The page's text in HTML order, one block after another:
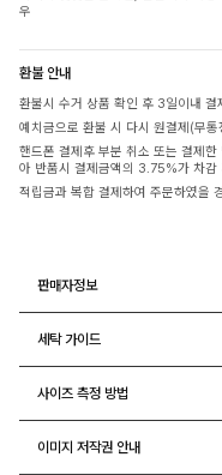
우
환불 안내
환불시 수거 상품 확인 후 3일이내
예치금으로 환불 시 다시 원결제(무
핸드폰 결제후 부분 취소 또는 결제
아 반품시 결제금액의 3.75%가 차감
적립금과 복합 결제하여 주문하였을
판매자정보
세탁 가이드
사이즈 측정 방법
이미지 저작권 안내